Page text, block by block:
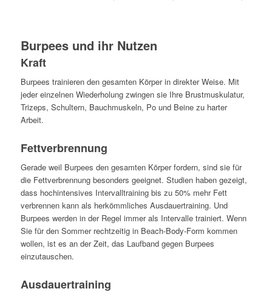
Burpees und ihr Nutzen
Kraft
Burpees trainieren den gesamten Körper in direkter Weise. Mit
jeder einzelnen Wiederholung zwingen sie Ihre Brustmuskulatur,
Trizeps, Schultern, Bauchmuskeln, Po und Beine zu harter
Arbeit.
Fettverbrennung
Gerade weil Burpees den gesamten Körper fordern, sind sie für
die Fettverbrennung besonders geeignet. Studien haben gezeigt,
dass hochintensives Intervalltraining bis zu 50% mehr Fett
verbrennen kann als herkömmliches Ausdauertraining. Und
Burpees werden in der Regel immer als Intervalle trainiert. Wenn
Sie für den Sommer rechtzeitig in Beach-Body-Form kommen
wollen, ist es an der Zeit, das Laufband gegen Burpees
einzutauschen.
Ausdauertraining